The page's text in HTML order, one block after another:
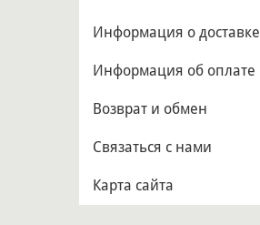
Информация о доставке
Информация об оплате
Возврат и обмен
Связаться с нами
Карта сайта